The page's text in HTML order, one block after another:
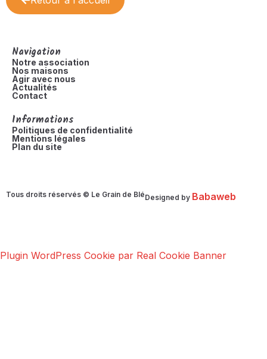
Navigation
Notre association
Nos maisons
Agir avec nous
Actualités
Contact
Informations
Politiques de confidentialité
Mentions légales
Plan du site
Tous droits réservés © Le Grain de BléDesigned by Babaweb
Plugin WordPress Cookie par Real Cookie Banner